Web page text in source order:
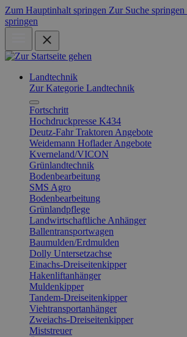
Zum Hauptinhalt springen Zur Suche springen
springen
Landtechnik
Zur Kategorie Landtechnik
Fortschritt
Hochdruckpresse K434
Deutz-Fahr Traktoren Angebote
Weidemann Hoflader Angebote
Kverneland/VICON
Grünlandtechnik
Bodenbearbeitung
SMS Agro
Bodenbearbeitung
Grünlandpflege
Landwirtschaftliche Anhänger
Ballentransportwagen
Baumulden/Erdmulden
Dolly Untersetzachse
Einachs-Dreiseitenkipper
Hakenliftanhänger
Muldenkipper
Tandem-Dreiseitenkipper
Viehtransportanhänger
Zweiachs-Dreiseitenkipper
Miststreuer